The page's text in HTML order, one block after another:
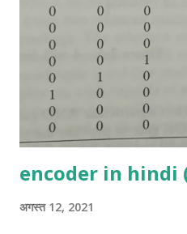
बाइनरी बिट्स को जोड़ने के लिए एक
और CARRY हैं। निम्नलिखित सत्य
CARRY और SUM हैं। More
in hi...
encoder in hindi
अगस्त 12, 2021